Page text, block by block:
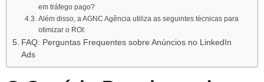
em tráfego pago?
Além disso, a AGNC Agência utiliza as seguintes técnicas para
otimizar o ROI:
FAQ: Perguntas Frequentes sobre Anúncios no LinkedIn
Ads